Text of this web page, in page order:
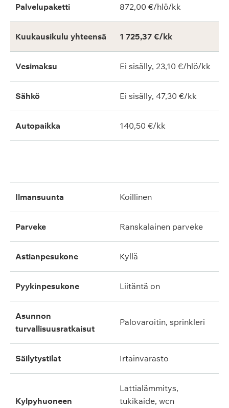
Palvelupaketti 872,00 €/hlö/kk
Kuukausikulu yhteensä 1 725,37 €/kk
Vesimaksu Ei sisälly, 23,10 €/hlö/kk
Sähkö Ei sisälly, 47,30 €/kk
Autopaikka 140,50 €/kk
ilmansuunta koillinen
parveke ranskalainen parveke
astianpesukone kyllä
pyykinpesukone liitäntä on
asunnon
turvallisuusratkaisut
palovaroitin, sprinkleri
säilytystilat irtainvarasto
kylpyhuoneen
lattialämmitys,
tukikaide, wcn